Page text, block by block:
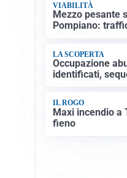
VIABILITÀ
Mezzo pesante
Pompiano:
LA SCOPERTA
Occupazione
identificati,
IL ROGO
Maxi incendio a
fieno